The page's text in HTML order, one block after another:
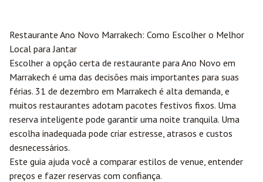
Restaurante Ano Novo Marrakech: Como Escolher o Melhor
Local para Jantar
Escolher a opção certa de restaurante para Ano Novo em
Marrakech é uma das decisões mais importantes para suas
férias. 31 de dezembro em Marrakech é alta demanda, e
muitos restaurantes adotam pacotes festivos fixos. Uma
reserva inteligente pode garantir uma noite tranquila. Uma
escolha inadequada pode criar estresse, atrasos e custos
desnecessários.
Este guia ajuda você a comparar estilos de venue, entender
preços e fazer reservas com confiança.